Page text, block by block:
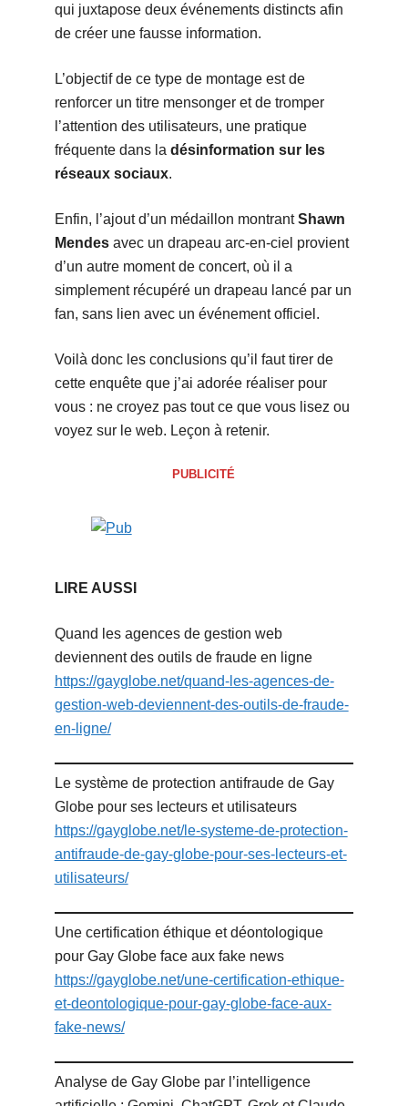
qui juxtapose deux événements distincts afin
de créer une fausse information.
L’objectif de ce type de montage est de
renforcer un titre mensonger et de tromper
l’attention des utilisateurs, une pratique
fréquente dans la désinformation sur les
réseaux sociaux.
Enfin, l’ajout d’un médaillon montrantShawn
Mendesavec un drapeau arc-en-ciel provient
d’un autre moment de concert, où il a
simplement récupéré un drapeau lancé par un
fan, sans lien avec un événement officiel.
Voilà donc les conclusions qu’il faut tirer de
cette enquête que j’ai adorée réaliser pour
vous : ne croyez pas tout ce que vous lisez ou
voyez sur le web. Leçon à retenir.
PUBLICITÉ
LIRE AUSSI
Quand les agences de gestion web
deviennent des outils de fraude en ligne
https://gayglobe.net/quand-les-agences-de-
gestion-web-deviennent-des-outils-de-fraude-
en-ligne/
Le système de protection antifraude de Gay
Globe pour ses lecteurs et utilisateurs
https://gayglobe.net/le-systeme-de-protection-
antifraude-de-gay-globe-pour-ses-lecteurs-et-
utilisateurs/
Une certification éthique et déontologique
pour Gay Globe face aux fake news
https://gayglobe.net/une-certification-ethique-
et-deontologique-pour-gay-globe-face-aux-
fake-news/
Analyse de Gay Globe par l’intelligence